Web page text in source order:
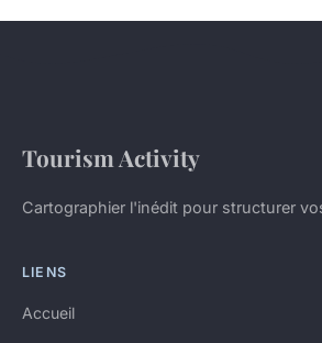
Tourism Activity
Cartographier l'inédit pour structurer
LIENS
Accueil